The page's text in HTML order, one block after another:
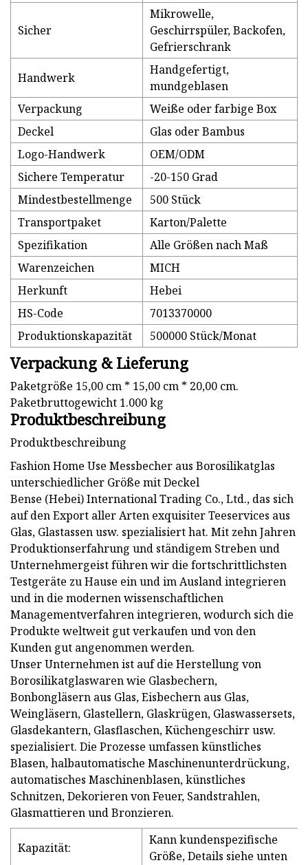
Sicher
Mikrowelle,
Geschirrspüler, Backofen,
Gefrierschrank
Handwerk
Handgefertigt,
mundgeblasen
Verpackung
Weiße oder farbige Box
Deckel
Glas oder Bambus
Logo-Handwerk
OEM/ODM
Sichere Temperatur
-20-150 Grad
Mindestbestellmenge
500 Stück
Transportpaket
Karton/Palette
Spezifikation
Alle Größen nach Maß
Warenzeichen
MICH
Herkunft
Hebei
HS-Code
7013370000
Produktionskapazität
500000 Stück/Monat
Verpackung & Lieferung
Paketgröße 15,00 cm * 15,00 cm * 20,00 cm.
Paketbruttogewicht 1.000 kg
Produktbeschreibung
Produktbeschreibung
Fashion Home Use Messbecher aus Borosilikatglas
unterschiedlicher Größe mit Deckel
Bense (Hebei) International Trading Co., Ltd., das sich
auf den Export aller Arten exquisiter Teeservices aus
Glas, Glastassen usw. spezialisiert hat. Mit zehn Jahren
Produktionserfahrung und ständigem Streben und
Unternehmergeist führen wir die fortschrittlichsten
Testgeräte zu Hause ein und im Ausland integrieren
und in die modernen wissenschaftlichen
Managementverfahren integrieren, wodurch sich die
Produkte weltweit gut verkaufen und von den
Kunden gut angenommen werden.
Unser Unternehmen ist auf die Herstellung von
Borosilikatglaswaren wie Glasbechern,
Bonbongläsern aus Glas, Eisbechern aus Glas,
Weingläsern, Glastellern, Glaskrügen, Glaswassersets,
Glasdekantern, Glasflaschen, Küchengeschirr usw.
spezialisiert. Die Prozesse umfassen künstliches
Blasen, halbautomatische Maschinenunterdrückung,
automatisches Maschinenblasen, künstliches
Schnitzen, Dekorieren von Feuer, Sandstrahlen,
Glasmattieren und Bronzieren.
Kapazität:
Kann kundenspezifische
Größe, Details siehe unten